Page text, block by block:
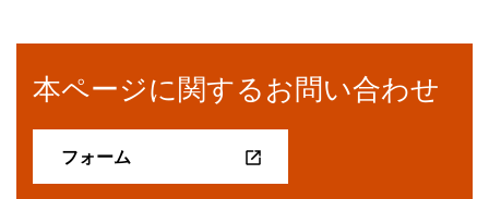
本ページに関するお問い合わせ
フォーム